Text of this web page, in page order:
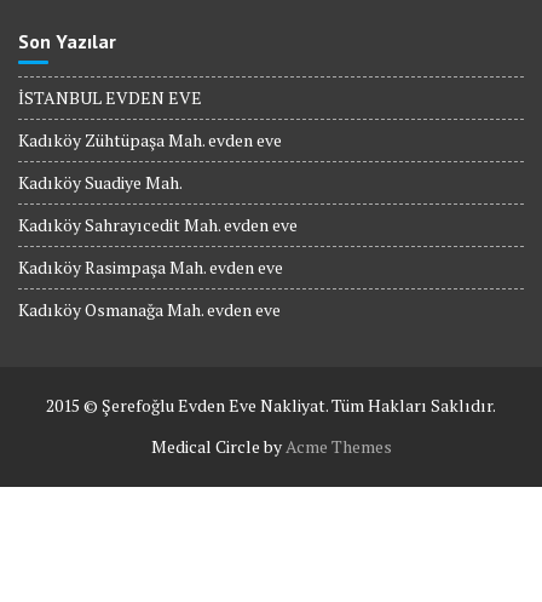
Son Yazılar
İSTANBUL EVDEN EVE
Kadıköy Zühtüpaşa Mah. evden eve
Kadıköy Suadiye Mah.
Kadıköy Sahrayıcedit Mah. evden eve
Kadıköy Rasimpaşa Mah. evden eve
Kadıköy Osmanağa Mah. evden eve
2015 © Şerefoğlu Evden Eve Nakliyat. Tüm Hakları Saklıdır.
Medical Circle byAcme Themes